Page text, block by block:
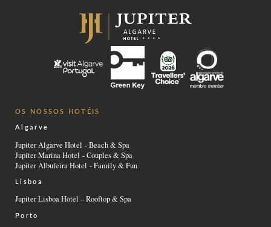
OS NOSSOS HOTÉIS
Algarve
Jupiter Algarve Hotel - Beach & Spa
Jupiter Marina Hotel - Couples & Spa
Jupiter Albufeira Hotel - Family & Fun
Lisboa
Jupiter Lisboa Hotel – Rooftop & Spa
Porto